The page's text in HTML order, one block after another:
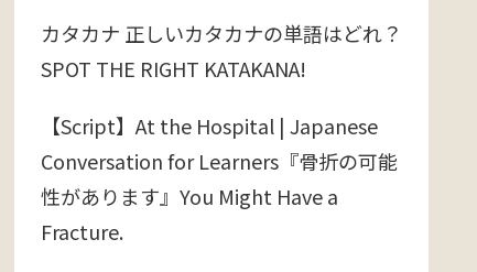
カタカナ 正しいカタカナの単語はどれ？
SPOT THE RIGHT KATAKANA!
【Script】At the Hospital | Japanese
Conversation for Learners『骨折の可能
性があります』You Might Have a
Fracture.